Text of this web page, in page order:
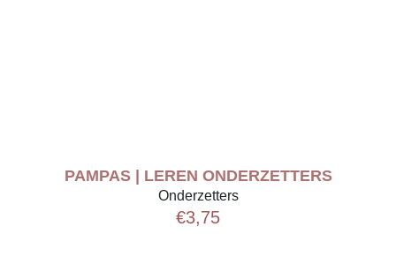
PAMPAS | LEREN ONDERZETTERS
Onderzetters
€3,75